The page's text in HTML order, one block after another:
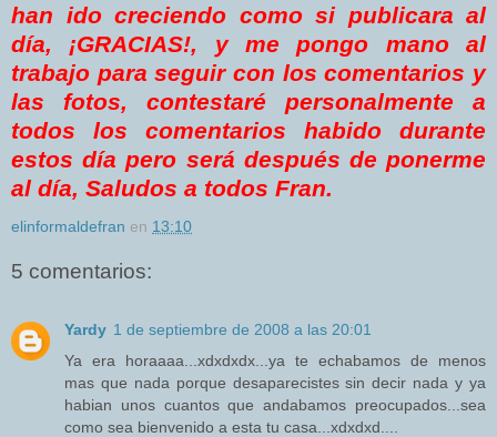
han ido creciendo como si publicara al
día, ¡GRACIAS!, y me pongo mano al
trabajo para seguir con los comentarios y
las fotos, contestaré personalmente a
todos los comentarios habido durante
estos día pero será después de ponerme
al día, Saludos a todos Fran.
elinformaldefran en 13:10
5 comentarios:
Yardy 1 de septiembre de 2008 a las 20:01
Ya era horaaaa...xdxdxdx...ya te echabamos de menos
mas que nada porque desaparecistes sin decir nada y ya
habian unos cuantos que andabamos preocupados...sea
como sea bienvenido a esta tu casa...xdxdxd....